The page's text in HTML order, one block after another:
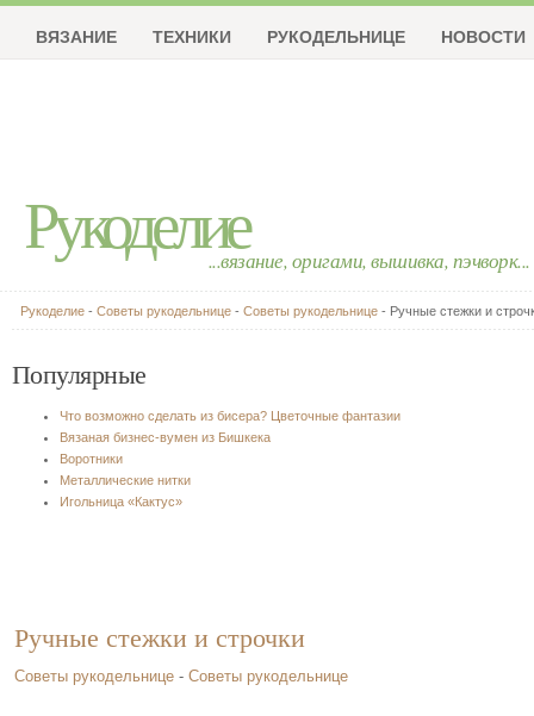
Рукоделие...вязание, оригами, вышивка, пэчворк...
ВЯЗАНИЕ ТЕХНИКИ РУКОДЕЛЬНИЦЕ НОВОСТИ
Рукоделие - Советы рукодельнице - Советы рукодельнице - Ручные стежки и
Популярные
Что возможно сделать из бисера? Цветочные фантазии
Вязаная бизнес-вумен из Бишкека
Воротники
Металлические нитки
Игольница «Кактус»
Ручные стежки и строчки
Советы рукодельнице - Советы рукодельнице